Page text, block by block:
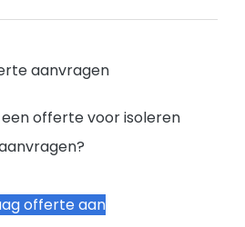
aanvragen
offerte voor isoleren
offerte aan